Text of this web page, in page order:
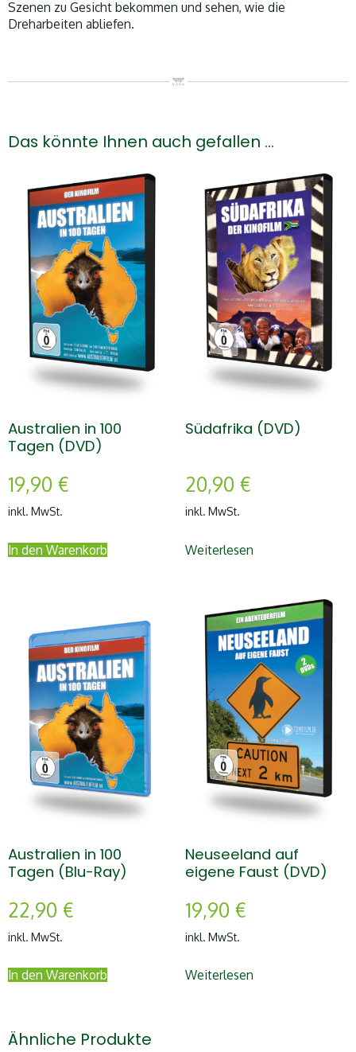
Szenen zu Gesicht bekommen und sehen, wie die
Dreharbeiten abliefen.
Das könnte Ihnen auch gefallen …
Australien in 100
Tagen (DVD)
19,90 €
inkl. MwSt.
In den Warenkorb
Südafrika (DVD)
20,90 €
inkl. MwSt.
Weiterlesen
Australien in 100
Tagen (Blu-Ray)
22,90 €
inkl. MwSt.
In den Warenkorb
Neuseeland auf
eigene Faust (DVD)
19,90 €
inkl. MwSt.
Weiterlesen
Ähnliche Produkte